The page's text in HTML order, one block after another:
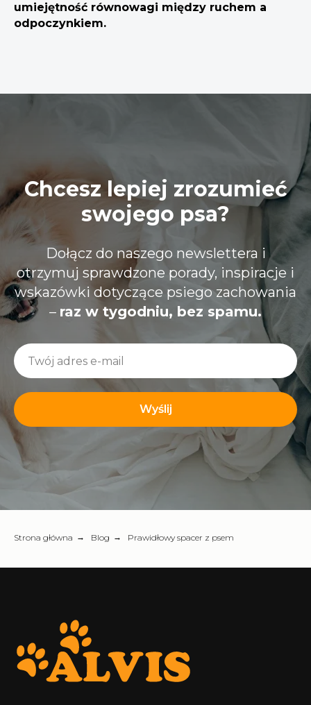
umiejętność równowagi między ruchem a
odpoczynkiem.
Chcesz lepiej zrozumieć
swojego psa?
Dołącz do naszego newslettera i
otrzymuj sprawdzone porady, inspiracje i
wskazówki dotyczące psiego zachowania
– raz w tygodniu, bez spamu.
Wyślij
Strona główna → Blog → Prawidłowy spacer z psem